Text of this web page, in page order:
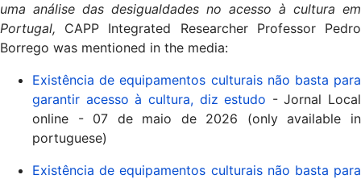
uma análise das desigualdades no acesso à cultura em
Portugal, CAPP Integrated Researcher Professor Pedro
Borrego was mentioned in the media:
Existência de equipamentos culturais não basta para
garantir acesso à cultura, diz estudo - Jornal Local
online - 07 de maio de 2026 (only available in
portuguese)
Existência de equipamentos culturais não basta para